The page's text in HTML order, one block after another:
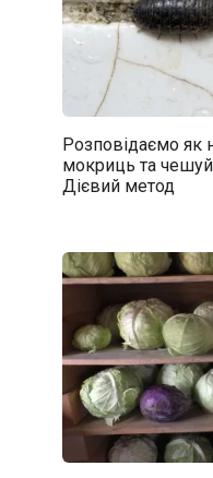
Розповідаємо як
мокриць та
Дієвий метод